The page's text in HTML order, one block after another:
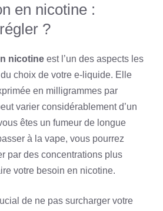
en nicotine :
?
nicotine est l’un des aspects les
choix de votre e-liquide. Elle
en milligrammes par
varier considérablement d’un
êtes un fumeur de longue
à la vape, vous pourrez
par des concentrations plus
votre besoin en nicotine.
de ne pas surcharger votre